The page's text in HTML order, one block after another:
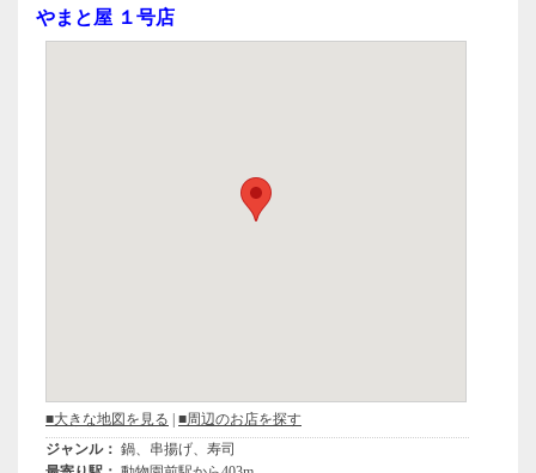
b
やまと屋 １号店